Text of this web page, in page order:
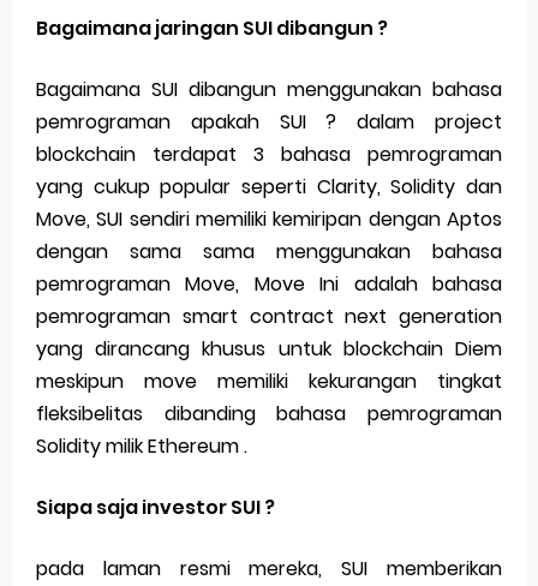
Bagaimana jaringan SUI dibangun ?
Bagaimana SUI dibangun menggunakan bahasa
pemrograman apakah SUI ? dalam project
blockchain terdapat 3 bahasa pemrograman
yang cukup popular seperti Clarity, Solidity dan
Move, SUI sendiri memiliki kemiripan dengan Aptos
dengan sama sama menggunakan bahasa
pemrograman Move, Move Ini adalah bahasa
pemrograman smart contract next generation
yang dirancang khusus untuk blockchain Diem
meskipun move memiliki kekurangan tingkat
fleksibelitas dibanding bahasa pemrograman
Solidity milik Ethereum .
Siapa saja investor SUI ?
pada laman resmi mereka, SUI memberikan